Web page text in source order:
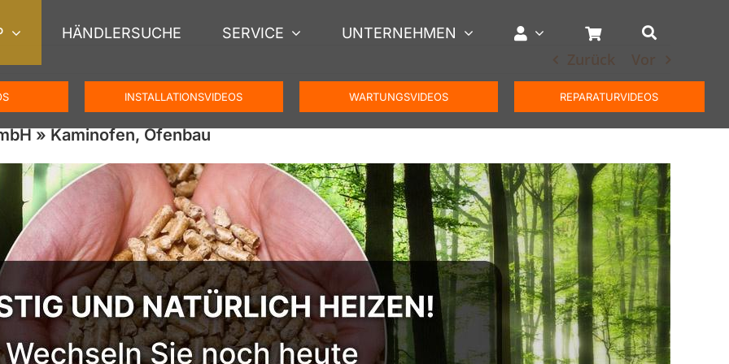
HÄNDLERSUCHE SERVICE UNTERNEHMEN
INSTALLATIONSVIDEOS WARTUNGSVIDEOS REPARATURVIDEOS
Zurück Vor
» Kaminofen, Ofenbau